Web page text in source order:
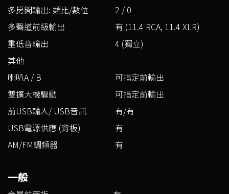
多房間輸出: 類比/數位
2 / 0
多聲道前級輸出
有 (11.4 RCA, 11.4 XLR)
重低音輸出
4 (獨立)
其他
喇叭A / B
可指定前輸出
雙擴大機驅動
可指定前輸出
前USB輸入/ USB音訊
有/有
USB電源供應 (背板)
有
AM/FM調頻器
有
一般